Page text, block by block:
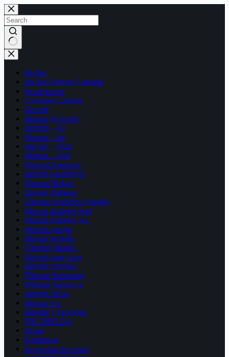
Skip
to
content
No
results
Bu Ike
Bu Ike Diterapi Lamona
bu sri hartati
Customer Cabinet
diterapi
diterapi (Google)
diterapi – AI
diterapi – dp
diterapi – form
diterapi – lead
Diterapi bandung
diterapi bandung h
Diterapi Bekasi
diterapi diabetes
Diterapi Diabetes (google)
diterapi diabetes lead
diterapi diabetes wa
diterapi google
diterapi holistik
Diterapi Jakarta
diterapi page baru
diterapi premier
Diterapi Semarang
Diterapi Surabaya
diterapi tiktok
diterapi wa
diterapi x traveloka
DR. IMELDA
Home
Kemitraan
Kemitraan Investasi